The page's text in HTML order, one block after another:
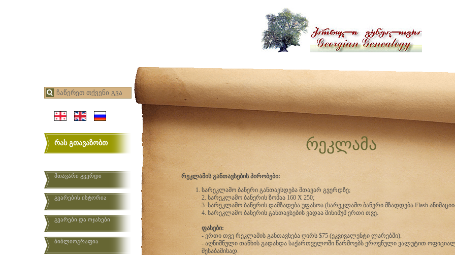
რას გთავაზობთ
მთავარი გვერდი
გვარების ისტორია
გვარები და ოჯახები
ბიბლიოგრაფია
რეკლამა
რეკლამის განთავსების პირობები:
სარეკლამო ბანერი განთავსდება მთავარ გვერდზე;
2. სარეკლამო ბანერის ზომაა 160 X 250;
3. სარეკლამო ბანერის დამზადება უფასოა (სარეკლამო ბანერი მზადდება Flash
4. სარეკლამო ბანერის განთავსების ვადაა მინიმუმ ერთი თვე.
ფასები:
- ერთი თვე რეკლამის განთავსება ღირს $75 (ეკვივალენტი ლარებში).
- აღნიშნული თანხის გადახდა საქართველოში წარმოებს ეროვნული ვალუტით
შესაბამისად.